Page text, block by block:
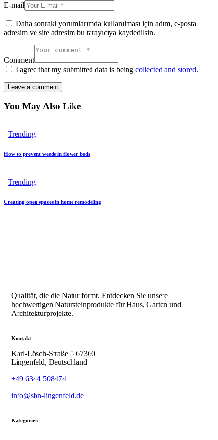
E-mail
Daha sonraki yorumlarımda kullanılması için adım, e-posta
adresim ve site adresim bu tarayıcıya kaydedilsin.
Comment
I agree that my submitted data is being collected and stored.
You May Also Like
Trending
How to prevent weeds in flower beds
Trending
Creating open spaces in home remodeling
Qualität, die die Natur formt. Entdecken Sie unsere
hochwertigen Natursteinprodukte für Haus, Garten und
Architekturprojekte.
Kontakt
Karl-Lösch-Straße 5 67360
Lingenfeld, Deutschland
+49 6344 508474
info@sbn-lingenfeld.de
Kategorien